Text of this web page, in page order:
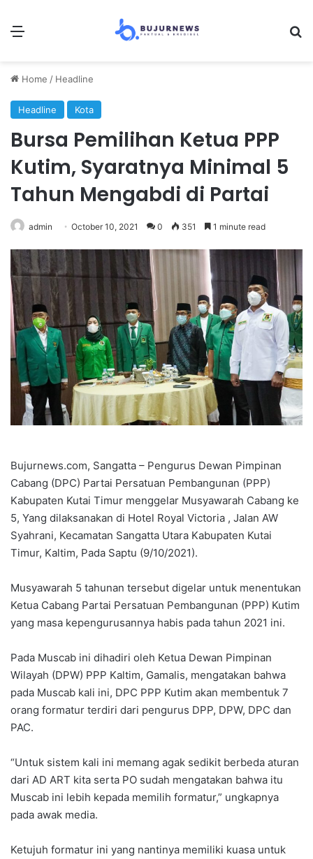
Menu
Home / Headline
Headline Kota
Bursa Pemilihan Ketua PPP
Kutim, Syaratnya Minimal 5
Tahun Mengabdi di Partai
admin October 10, 2021 0 351 1 minute read
Bujurnews.com, Sangatta – Pengurus Dewan Pimpinan
Cabang (DPC) Partai Persatuan Pembangunan (PPP)
Kabupaten Kutai Timur menggelar Musyawarah Cabang ke
5, Yang dilaksanakan di Hotel Royal Victoria , Jalan AW
Syahrani, Kecamatan Sangatta Utara Kabupaten Kutai
Timur, Kaltim, Pada Saptu (9/10/2021).
Musyawarah 5 tahunan tersebut digelar untuk menentukan
Ketua Cabang Partai Persatuan Pembangunan (PPP) Kutim
yang masa kepengurusannya habis pada tahun 2021 ini.
Pada Muscab ini dihadiri oleh Ketua Dewan Pimpinan
Wilayah (DPW) PPP Kaltim, Gamalis, mengatakan bahwa
pada Muscab kali ini, DPC PPP Kutim akan membentuk 7
orang formatur terdiri dari pengurus DPP, DPW, DPC dan
PAC.
“Untuk sistem kali ini memang agak sedikit berbeda aturan
dari AD ART kita serta PO sudah mengatakan bahwa itu
Muscab ini lebih kepada memilih formatur,” ungkapnya
pada awak media.
Ketujuh formatur ini yang nantinya memiliki kuasa untuk